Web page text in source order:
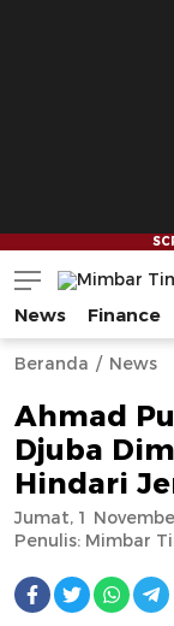
Mimbar Timur
Media
News Finance
Beranda News
Ahmad
Djuba
Hindari
Penulis: Mimbar
Jumat, 1
--